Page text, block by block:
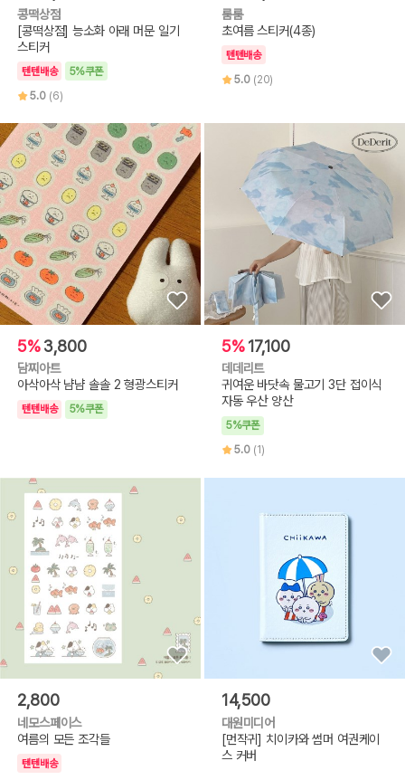
콩떡상점
[콩떡상점] 능소화 아래 머문 일기
스티커
텐텐배송
5%쿠폰
5.0 (6)
룸룸
초여름 스티커(4종)
텐텐배송
5.0 (20)
5% 3,800
담찌아트
아삭아삭 냠냠 솔솔 2 형광스티커
텐텐배송 5%쿠폰
5% 17,100
데데리트
귀여운 바닷속 물고기 3단 접이식
자동 우산 양산
5%쿠폰
5.0 (1)
2,800
네모스페이스
여름의 모든 조각들
텐텐배송
14,500
대원미디어
[먼작귀] 치이카와 썸머 여권케이
스 커버